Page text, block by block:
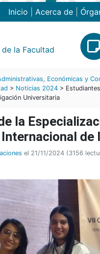
Inicio Acerca de|
la Facultad
Económicas y
> Noticias 2024 >
Universitaria
la
el 21/11/2024 (3156